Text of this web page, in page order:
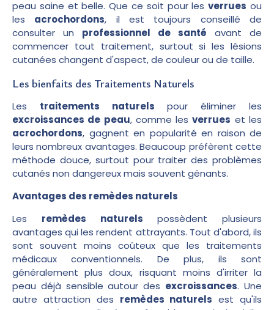
peau saine et belle. Que ce soit pour lesverrues ou
les acrochordons, il est toujours conseillé de
consulter un professionnel de santé avant de
commencer tout traitement, surtout si les lésions
cutanées changent d'aspect, de couleur ou de taille.
Les bienfaits des Traitements Naturels
Les traitements naturels pour éliminer les
excroissances de peau, comme lesverrues et les
acrochordons, gagnent en popularité en raison de
leurs nombreux avantages. Beaucoup préfèrent cette
méthode douce, surtout pour traiter des problèmes
cutanés non dangereux mais souvent gênants.
Avantages des remèdes naturels
Les remèdes naturels possèdent plusieurs
avantages qui les rendent attrayants. Tout d'abord, ils
sont souvent moins coûteux que les traitements
médicaux conventionnels. De plus, ils sont
généralement plus doux, risquant moins d'irriter la
peau déjà sensible autour des excroissances. Une
autre attraction des remèdes naturels est qu'ils